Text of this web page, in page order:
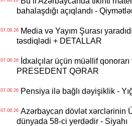
bahalaşdığı açıqlandı -
07.08.26Media və Yayım Şurası
təsdiqlədi + DETALLAR
07.08.26İdxalçılar üçün müəllif
PRESEDENT QƏRAR
07.08.26Pensiya ilə bağlı dəyişiklik -
07.08.26Azərbaycan dövlət xərclərinin
dünyada 58-ci yerdədir - Siyahı